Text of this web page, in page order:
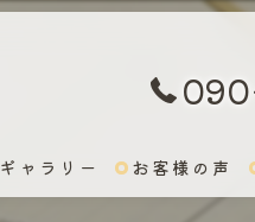
ギャラリー お客様の声